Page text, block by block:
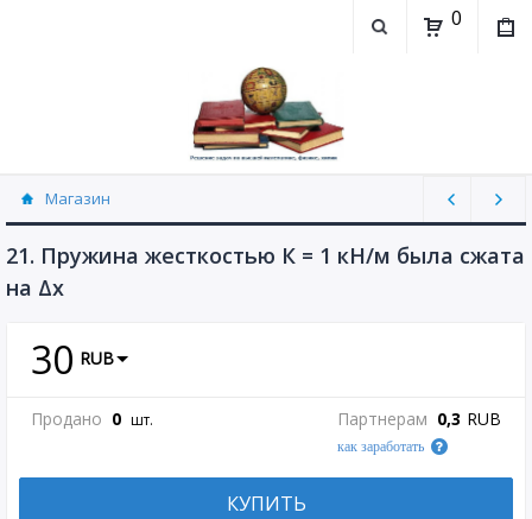
0
Магазин
Физика, химия (рассылаю Doc+PDF) (8689)
21. Пружина жесткостью К = 1 кН/м была сжата
на Δх
30 RUB
Продано 0 шт. Партнерам 0,3 RUB
как заработать
КУПИТЬ